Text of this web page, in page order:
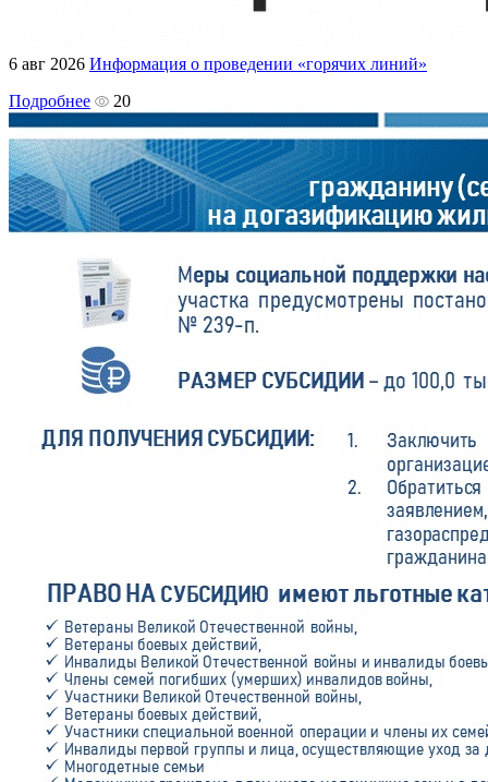
6 авг 2026 Информация о проведении «горячих линий»
Подробнее
20